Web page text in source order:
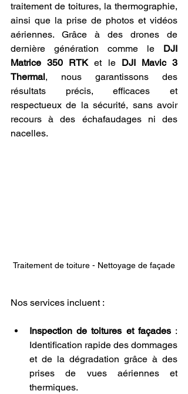
traitement de toitures, la thermographie,
ainsi que la prise de photos et vidéos
aériennes. Grâce à des drones de
dernière génération comme le DJI
Matrice 350 RTK et le DJI Mavic 3
Thermal, nous garantissons des
résultats précis, efficaces et
respectueux de la sécurité, sans avoir
recours à des échafaudages ni des
nacelles.
Traitement de toiture - Nettoyage de façade
Nos services incluent :
Inspection de toitures et façades :
Identification rapide des dommages
et de la dégradation grâce à des
prises de vues aériennes et
thermiques.